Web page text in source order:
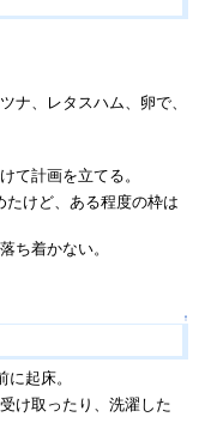
ナ、レタスハム、卵で、
て計画を立てる。
たけど、ある程度の枠は
ち着かない。
↑
起床。
け取ったり、洗濯した